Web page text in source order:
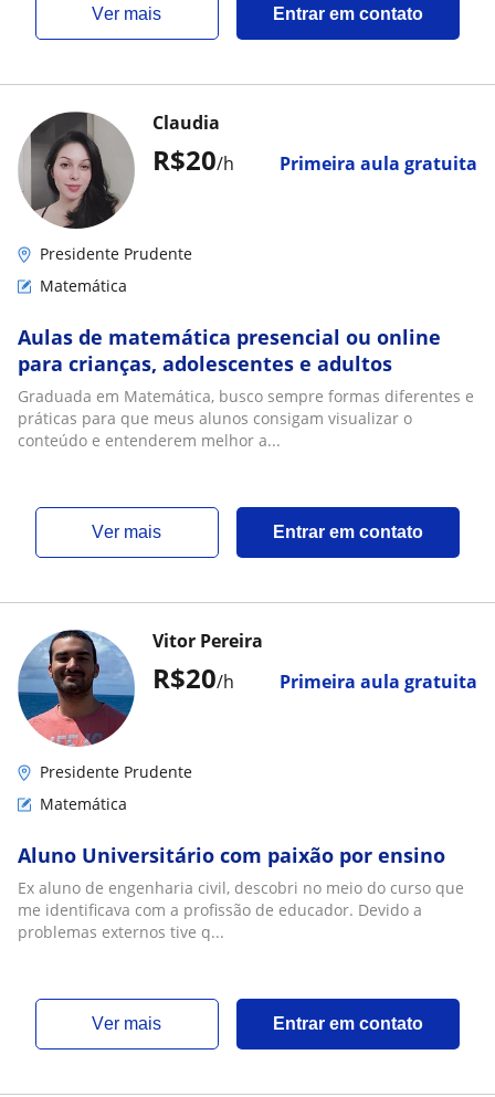
ver mais Entrar em contato
R$20/h Primeira aula gratuita
Claudia
Presidente Prudente
Matemática
Aulas de matemática presencial ou online
para crianças, adolescentes e adultos
Graduada em Matemática, busco sempre formas diferentes e
práticas para que meus alunos consigam visualizar o
conteúdo e entenderem melhor a...
ver mais Entrar em contato
R$20/h Primeira aula gratuita
Vitor Pereira
Presidente Prudente
Matemática
Aluno Universitário com paixão por ensino
Ex aluno de engenharia civil, descobri no meio do curso que
me identificava com a profissão de educador. Devido a
problemas externos tive q...
ver mais Entrar em contato